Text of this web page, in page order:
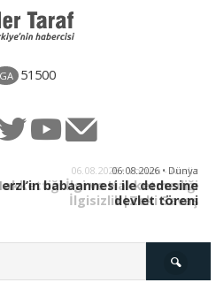
GA 51500
06.08.2026 • Dünya
babaannesi ile dedesine
devlet töreni